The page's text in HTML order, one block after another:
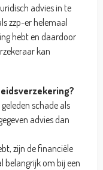
advies in te
zzp-er helemaal
hebt en daardoor
kan
schade als
advies dan
zijn de financiële
belangrijk om bij een